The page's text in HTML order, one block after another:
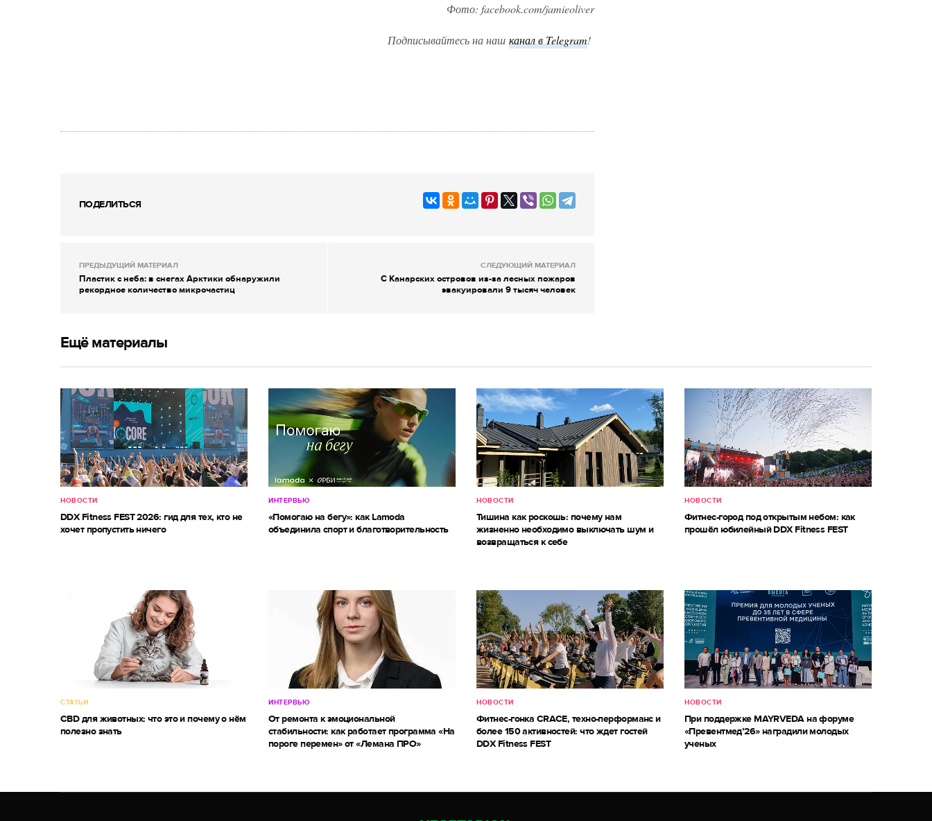
Фото: facebook.com/jamieoliver
Подписывайтесь на наш канал в Telegram!
ПОДЕЛИТЬСЯ
ПРЕДЫДУЩИЙ МАТЕРИАЛ
Пластик с неба: в снегах Арктики обнаружили
рекордное количество микрочастиц
СЛЕДУЮЩИЙ МАТЕРИАЛ
С Канарских островов из-за лесных пожаров
эвакуировали 9 тысяч человек
Ещё материалы
НОВОСТИ
DDX Fitness FEST 2026: гид для тех, кто не
хочет пропустить ничего
ИНТЕРВЬЮ
«Помогаю на бегу»: как Lamoda
объединила спорт и благотворительность
НОВОСТИ
Тишина как роскошь: почему нам
жизненно необходимо выключать шум и
возвращаться к себе
НОВОСТИ
Фитнес-город под открытым небом: как
прошёл юбилейный DDX Fitness FEST
СТАТЬИ
CBD для животных: что это и почему о нём
полезно знать
ИНТЕРВЬЮ
От ремонта к эмоциональной
стабильности: как работает программа «На
пороге перемен» от «Лемана ПРО»
НОВОСТИ
Фитнес-гонка CRACE, техно-перформанс и
более 150 активностей: что ждет гостей
DDX Fitness FEST
НОВОСТИ
При поддержке MAYRVEDA на форуме
«Превентмед’26» наградили молодых
ученых